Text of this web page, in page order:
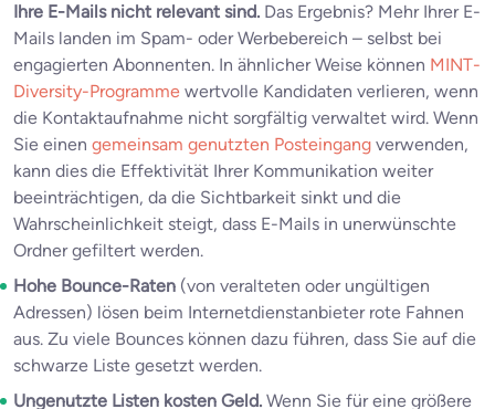
Ihre E-Mails nicht relevant sind. Das Ergebnis? Mehr Ihrer E-
Mails landen im Spam- oder Werbebereich – selbst bei
engagierten Abonnenten. In ähnlicher Weise können MINT-
Diversity-Programme wertvolle Kandidaten verlieren, wenn
die Kontaktaufnahme nicht sorgfältig verwaltet wird. Wenn
Sie einen gemeinsam genutzten Posteingang verwenden,
kann dies die Effektivität Ihrer Kommunikation weiter
beeinträchtigen, da die Sichtbarkeit sinkt und die
Wahrscheinlichkeit steigt, dass E-Mails in unerwünschte
Ordner gefiltert werden.
Hohe Bounce-Raten (von veralteten oder ungültigen
Adressen) lösen beim Internetdienstanbieter rote Fahnen
aus. Zu viele Bounces können dazu führen, dass Sie auf die
schwarze Liste gesetzt werden.
Ungenutzte Listen kosten Geld. Wenn Sie für eine größere